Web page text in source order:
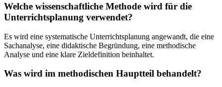
Welche wissenschaftliche Methode wird für die
Unterrichtsplanung verwendet?
Es wird eine systematische Unterrichtsplanung angewandt, die eine
Sachanalyse, eine didaktische Begründung, eine methodische
Analyse und eine klare Zieldefinition beinhaltet.
Was wird im methodischen Hauptteil behandelt?